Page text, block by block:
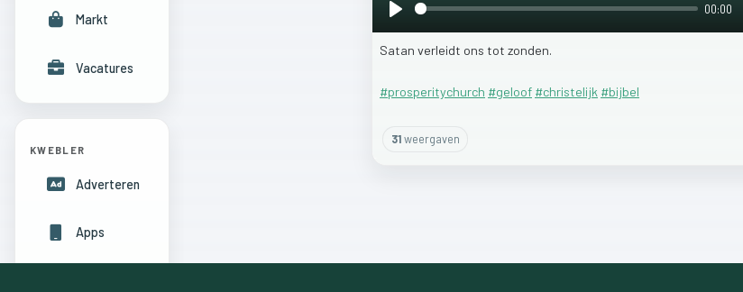
00:00
Satan verleidt ons tot zonden.
#prosperitychurch #geloof #christelijk #bijbel
31weergaven
Markt
Vacatures
KWEBLER
Adverteren
Apps